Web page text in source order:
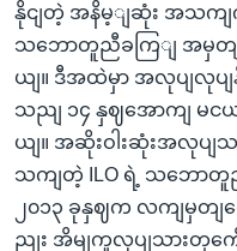
နိုငျတဲ့ အနိမ့ျဆုံး အသက
သဘောတူညီခကြျ အမှတျ
ယျ။ ဒီအထဲမှာ အလုပျလုပ
သညျ ၁၄ နှဈအောကျ မင
ယျ။ အဆိုးဝါးဆုံးအလုပျသ
သကျတဲ့ ILO ရဲ့ သဘောတူ
၂၀၁၃ ခုနှဈက လကျမှတျရ
ညျး အိမျကူလုပျသားတှ